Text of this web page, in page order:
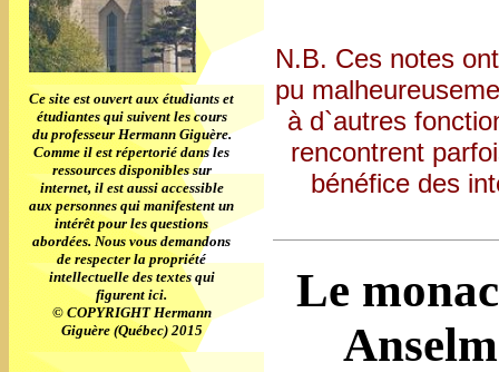
Ce site est ouvert aux étudiants et
étudiantes qui suivent les cours
du professeur Hermann Giguère.
Comme il est répertorié dans les
ressources disponibles sur
internet, il est aussi accessible
aux personnes qui manifestent un
intérêt pour les questions
abordées. Nous vous demandons
de respecter la propriété
intellectuelle des textes qui
figurent ici.
© COPYRIGHT Hermann
Giguère (Québec) 2015
N.B. Ces notes
pu
à d`autres
rencontrent
bénéfice des
Le